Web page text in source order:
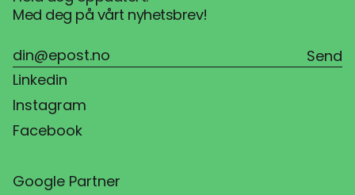
Med deg på vårt nyhetsbrev!
Linkedin
Instagram
Facebook
Google Partner